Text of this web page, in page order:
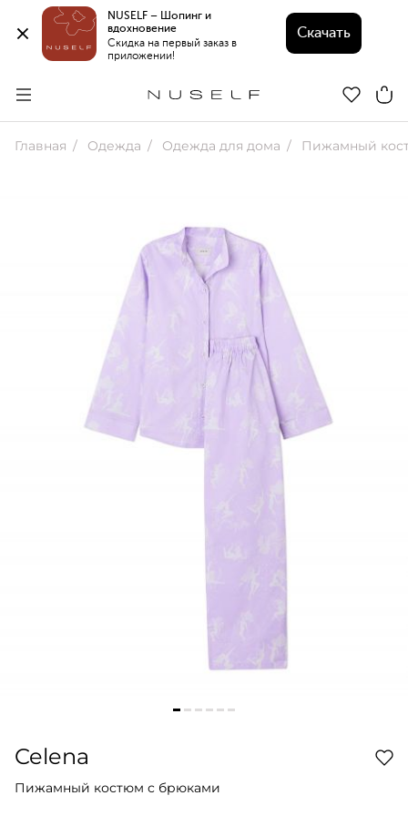
NUSELF – Шопинг и
вдохновение
Скидка на первый заказ в
приложении!
Скачать
Главная Одежда Одежда для дома Пижамный
Celena
Пижамный костюм с брюками